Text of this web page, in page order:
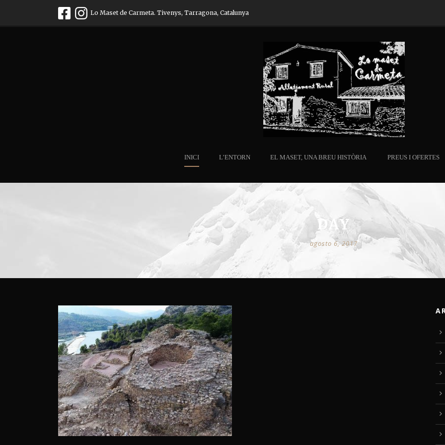
Lo Maset de Carmeta. Tivenys, Tarragona, Catalunya
INICI L’ENTORN EL MASET, UNA BREU HISTÒRIA PREUS I OFERTES
DAY
agosto 6, 2017